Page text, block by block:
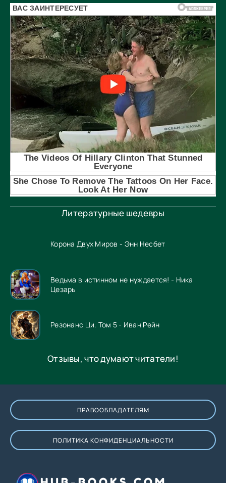
Литературные шедевры
Корона Двух Миров - Энн Несбет
Ведьма в истинном не нуждается! - Ника
Цезарь
Резонанс Ци. Том 5 - Иван Рейн
Отзывы, что думают читатели!
ПРАВООБЛАДАТЕЛЯМ
ПОЛИТИКА КОНФИДЕНЦИАЛЬНОСТИ